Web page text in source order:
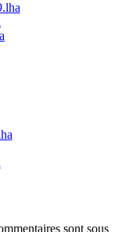
sont sous